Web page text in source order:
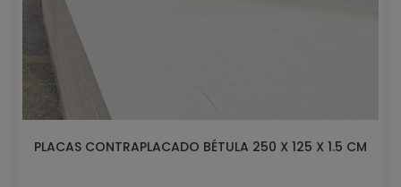
PLACAS CONTRAPLACADO BÉTULA 250 X 125 X 1.5 CM